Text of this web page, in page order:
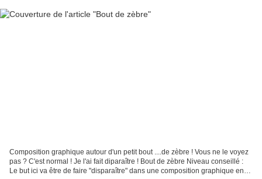
Composition graphique autour d'un petit bout ....de zèbre ! Vous ne le voyez
pas ? C'est normal ! Je l'ai fait diparaître ! Bout de zèbre Niveau conseillé :
Le but ici va être de faire "disparaître" dans une composition graphique en